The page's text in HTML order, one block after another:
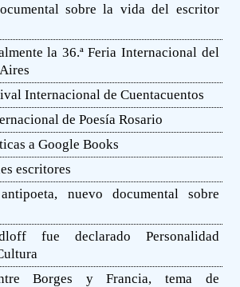
sobre la vida del escritor
la 36.ª Feria Internacional del
Internacional de Cuentacuentos
de Poesía Rosario
a Google Books
escritores
nuevo documental sobre
fue declarado Personalidad
Borges y Francia, tema de